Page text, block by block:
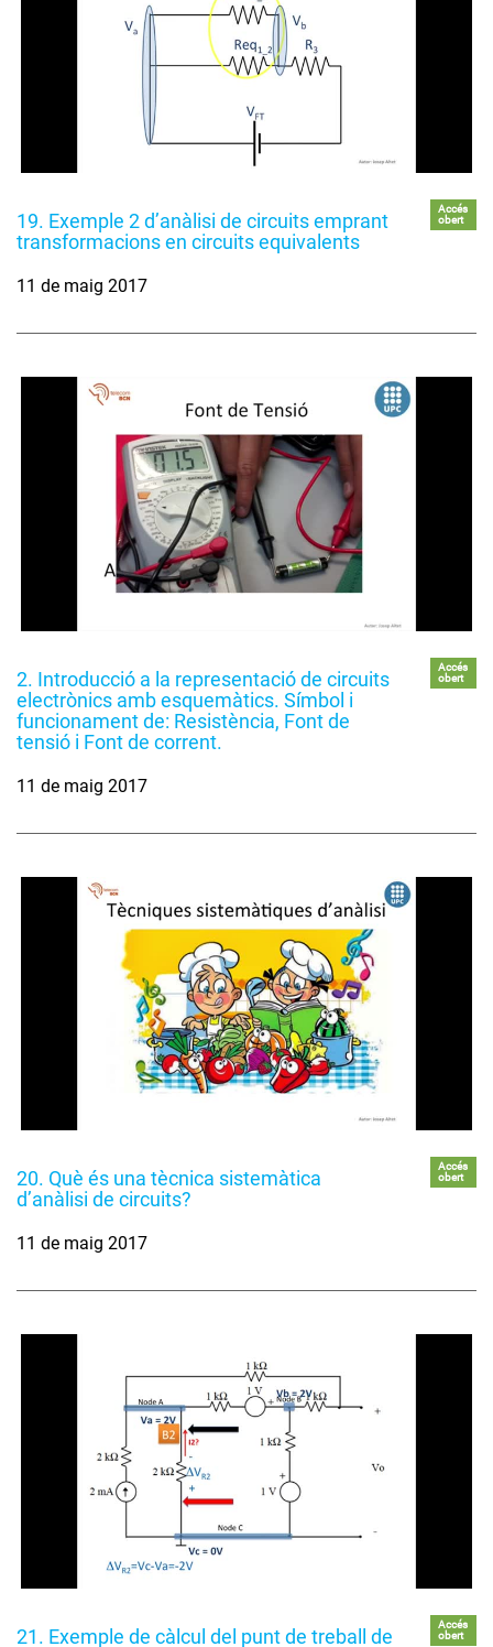
19. Exemple 2 d’anàlisi de circuits emprant
transformacions en circuits equivalents
Accés
obert
11 de maig 2017
2. Introducció a la representació de circuits
electrònics amb esquemàtics. Símbol i
funcionament de: Resistència, Font de
tensió i Font de corrent.
Accés
obert
11 de maig 2017
20. Què és una tècnica sistemàtica
d’anàlisi de circuits?
Accés
obert
11 de maig 2017
21. Exemple de càlcul del punt de treball de
Accés
obert